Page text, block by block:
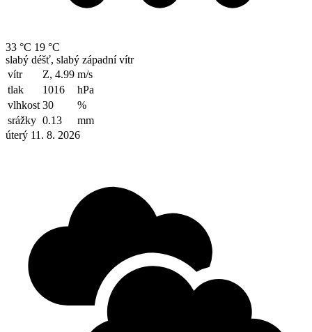
33 °C 19 °C
slabý déšť, slabý západní vítr
vítr
Z, 4.99 m/s
tlak
1016
hPa
vlhkost 30
%
srážky 0.13
mm
úterý 11. 8. 2026